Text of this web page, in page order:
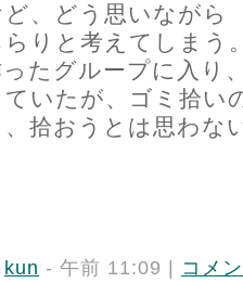
ど、どう思いなが
りと考えてしまう
たグループに入り
いたが、ゴミ拾い
拾おうとは思わな
kun - 午前 11:09 | コメ